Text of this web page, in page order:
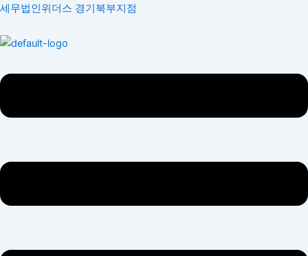
콘
츠
건
뛰
세무법인위더스 경기북부지점
Menu
Menu